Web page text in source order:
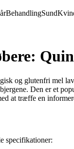
BehandlingSund
og glutenfri mel
Den er et
at træffe en
specifikationer: